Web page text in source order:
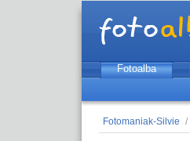
Fotoalba
Fotomaniak-Silvie /